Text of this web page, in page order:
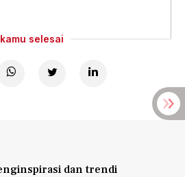
kamu selesai
dan trendi